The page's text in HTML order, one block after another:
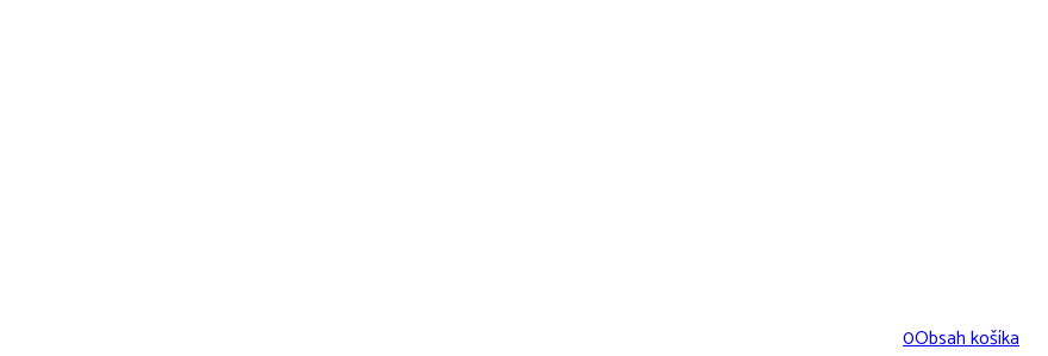
0Obsah košíka